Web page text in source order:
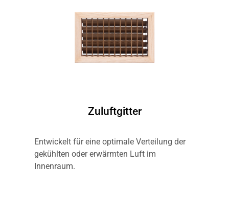
Zuluftgitter
Entwickelt für eine optimale Verteilung der
gekühlten oder erwärmten Luft im
Innenraum.